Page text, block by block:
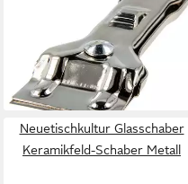
Schaber Ceranfeldschaber,
Metallausführung
3,83 €
lieferbar - in 3-4 Werktagen bei dir
Neuetischkultur Glasschaber
Keramikfeld-Schaber Metall